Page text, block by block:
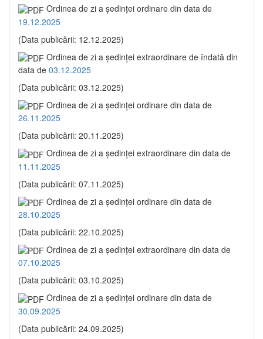
Ordinea de zi a şedinţei ordinare din data de
19.12.2025
(Data publicării: 12.12.2025)
Ordinea de zi a şedinţei extraordinare de îndată din
data de 03.12.2025
(Data publicării: 03.12.2025)
Ordinea de zi a şedinţei ordinare din data de
26.11.2025
(Data publicării: 20.11.2025)
Ordinea de zi a şedinţei extraordinare din data de
11.11.2025
(Data publicării: 07.11.2025)
Ordinea de zi a şedinţei ordinare din data de
28.10.2025
(Data publicării: 22.10.2025)
Ordinea de zi a şedinţei extraordinare din data de
07.10.2025
(Data publicării: 03.10.2025)
Ordinea de zi a şedinţei ordinare din data de
30.09.2025
(Data publicării: 24.09.2025)